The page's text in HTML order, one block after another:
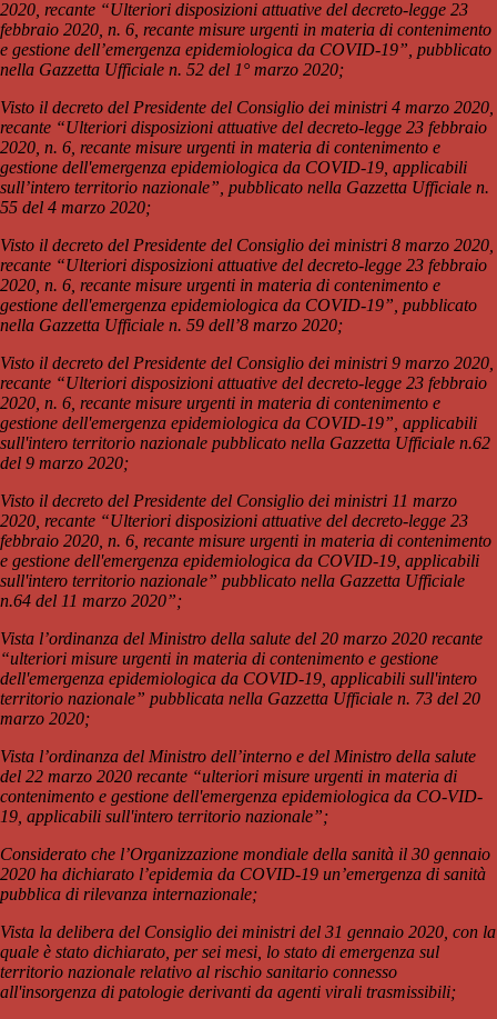
2020, recante “Ulteriori disposizioni attuative del decreto-legge 23
febbraio 2020, n. 6, recante misure urgenti in materia di contenimento
e gestione dell’emergenza epidemiologica da COVID-19”, pubblicato
nella Gazzetta Ufficiale n. 52 del 1° marzo 2020;
Visto il decreto del Presidente del Consiglio dei ministri 4 marzo 2020,
recante “Ulteriori disposizioni attuative del decreto-legge 23 febbraio
2020, n. 6, recante misure urgenti in materia di contenimento e
gestione dell'emergenza epidemiologica da COVID-19, applicabili
sull’intero territorio nazionale”, pubblicato nella Gazzetta Ufficiale n.
55 del 4 marzo 2020;
Visto il decreto del Presidente del Consiglio dei ministri 8 marzo 2020,
recante “Ulteriori disposizioni attuative del decreto-legge 23 febbraio
2020, n. 6, recante misure urgenti in materia di contenimento e
gestione dell'emergenza epidemiologica da COVID-19”, pubblicato
nella Gazzetta Ufficiale n. 59 dell’8 marzo 2020;
Visto il decreto del Presidente del Consiglio dei ministri 9 marzo 2020,
recante “Ulteriori disposizioni attuative del decreto-legge 23 febbraio
2020, n. 6, recante misure urgenti in materia di contenimento e
gestione dell'emergenza epidemiologica da COVID-19”, applicabili
sull'intero territorio nazionale pubblicato nella Gazzetta Ufficiale n.62
del 9 marzo 2020;
Visto il decreto del Presidente del Consiglio dei ministri 11 marzo
2020, recante “Ulteriori disposizioni attuative del decreto-legge 23
febbraio 2020, n. 6, recante misure urgenti in materia di contenimento
e gestione dell'emergenza epidemiologica da COVID-19, applicabili
sull'intero territorio nazionale” pubblicato nella Gazzetta Ufficiale
n.64 del 11 marzo 2020”;
Vista l’ordinanza del Ministro della salute del 20 marzo 2020 recante
“ulteriori misure urgenti in materia di contenimento e gestione
dell'emergenza epidemiologica da COVID-19, applicabili sull'intero
territorio nazionale” pubblicata nella Gazzetta Ufficiale n. 73 del 20
marzo 2020;
Vista l’ordinanza del Ministro dell’interno e del Ministro della salute
del 22 marzo 2020 recante “ulteriori misure urgenti in materia di
contenimento e gestione dell'emergenza epidemiologica da CO-VID-
19, applicabili sull'intero territorio nazionale”;
Considerato che l’Organizzazione mondiale della sanità il 30 gennaio
2020 ha dichiarato l’epidemia da COVID-19 un’emergenza di sanità
pubblica di rilevanza internazionale;
Vista la delibera del Consiglio dei ministri del 31 gennaio 2020, con la
quale è stato dichiarato, per sei mesi, lo stato di emergenza sul
territorio nazionale relativo al rischio sanitario connesso
all'insorgenza di patologie derivanti da agenti virali trasmissibili;